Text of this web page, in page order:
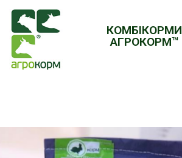
КОМБІКОРМИ
АГРОКОРМ™